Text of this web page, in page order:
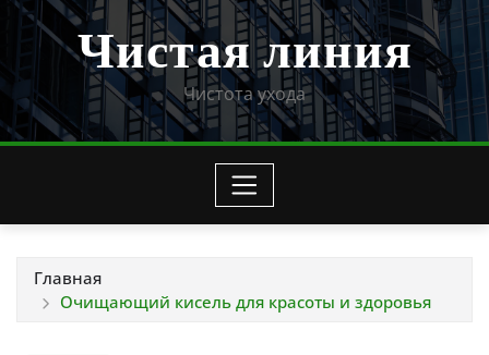
Чистая линия
Чистота ухода
Главная
Очищающий кисель для красоты и здоровья